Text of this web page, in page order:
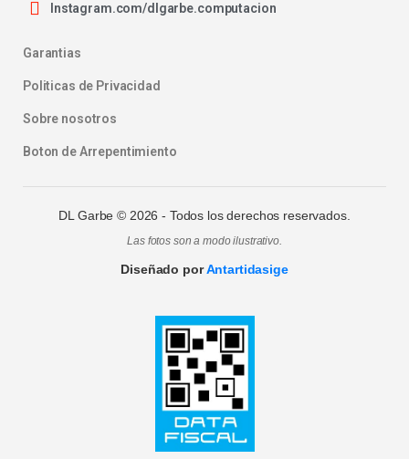
Instagram.com/dlgarbe.computacion
Garantias
Politicas de Privacidad
Sobre nosotros
Boton de Arrepentimiento
DL Garbe © 2026 - Todos los derechos reservados.
Las fotos son a modo ilustrativo.
Diseñado porAntartidasige